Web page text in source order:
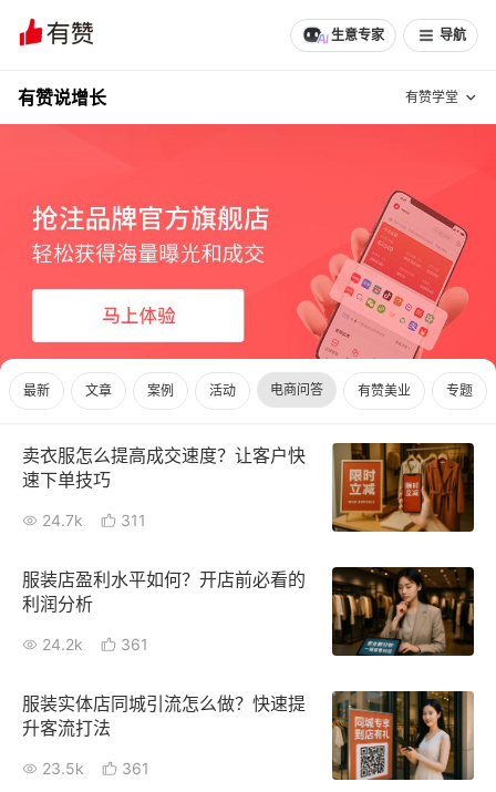
生意专家 导航
有赞学堂
有赞说增长
私域日历 增长方法
有赞说案例拆解 有赞专家说
有赞成功案例 新零售最佳实践
面对面聊增长
新零售大会
新零售私享会 门店经营增长公开课
AllValue 战略合作
产品更新动态
行业洞察
最新 文章 案例 活动 电商问答 有赞美业 专题
卖衣服怎么提高成交速度？让客户快
速下单技巧
24.7k 311
服装店盈利水平如何？开店前必看的
利润分析
24.2k 361
服装实体店同城引流怎么做？快速提
升客流打法
23.5k 361